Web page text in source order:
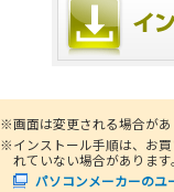
※画面は変更される場合があ
※インストール手順は、お
れていない場合がありま
パソコンメーカーのユ